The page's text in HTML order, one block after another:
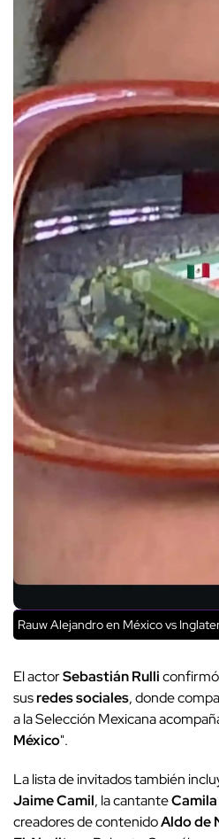
Rauw Alejandro en México vs
El actorSebastián Rulliconfirmó
susredes sociales, donde
a la Selección Mexicana
México".
La lista de invitados también
Jaime Camil, la cantante
creadores de contenidoAldo de